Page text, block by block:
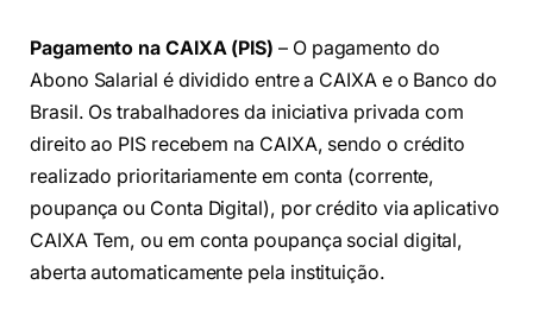
Pagamento na CAIXA (PIS) – O pagamento do
Abono Salarial é dividido entre a CAIXA e o Banco do
Brasil. Os trabalhadores da iniciativa privada com
direito ao PIS recebem na CAIXA, sendo o crédito
realizado prioritariamente em conta (corrente,
poupança ou Conta Digital), por crédito via aplicativo
CAIXA Tem, ou em conta poupança social digital,
aberta automaticamente pela instituição.